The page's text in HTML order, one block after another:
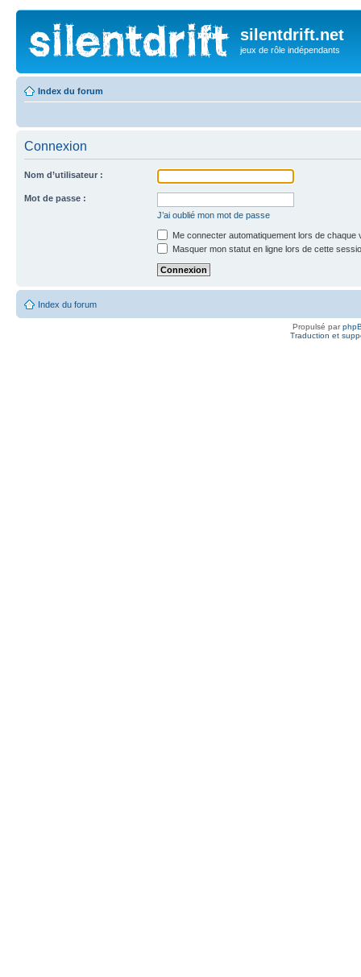
silentdrift.net
jeux de rôle indépendants
Index du forum
Connexion
Nom d’utilisateur :
Mot de passe :
J’ai oublié mon mot de passe
Me connecter automatiquement lors de chaque
Masquer mon statut en ligne lors de cette
Index du forum
Propulsé par
Traduction et